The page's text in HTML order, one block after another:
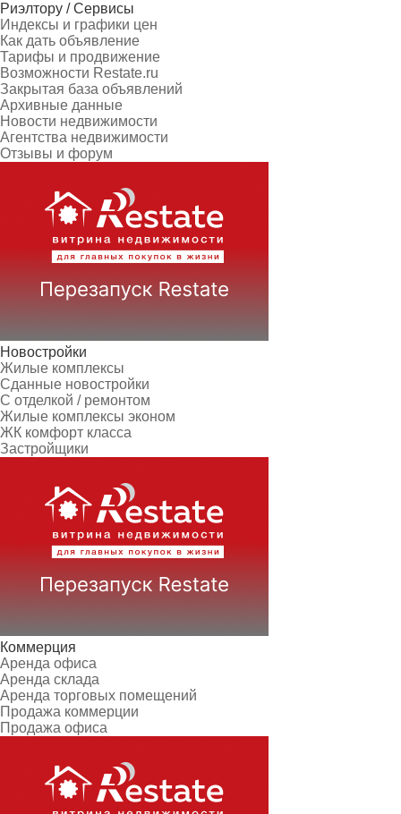
Риэлтору / Сервисы
Индексы и графики цен
Как дать объявление
Тарифы и продвижение
Возможности Restate.ru
Закрытая база объявлений
Архивные данные
Новости недвижимости
Агентства недвижимости
Отзывы и форум
Новостройки
Жилые комплексы
Сданные новостройки
С отделкой / ремонтом
Жилые комплексы эконом
ЖК комфорт класса
Застройщики
Коммерция
Аренда офиса
Аренда склада
Аренда торговых помещений
Продажа коммерции
Продажа офиса